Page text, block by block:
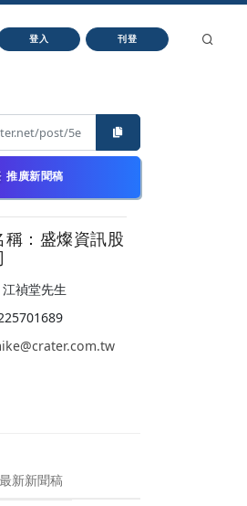
登入 刊登
推廣新聞稿
：盛燦資訊股
禎堂先生
最新新聞稿